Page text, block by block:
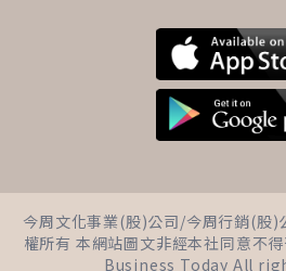
千萬別碰這
慣！「貧窮
把生活變成
今周文化事業(股)公司/今周行銷(股
權所有 本網站圖文非經本社同意
Business Today All